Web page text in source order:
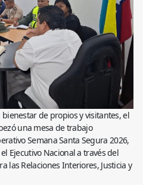
de propios y visitantes, el
una mesa de trabajo
Semana Santa Segura 2026,
Ejecutivo Nacional a través del
las Relaciones Interiores, Justicia y